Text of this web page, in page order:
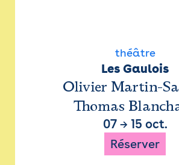
théâtre
Les Gaulois
Olivier Martin-
Thomas
07→ 15 oct.
Réserver